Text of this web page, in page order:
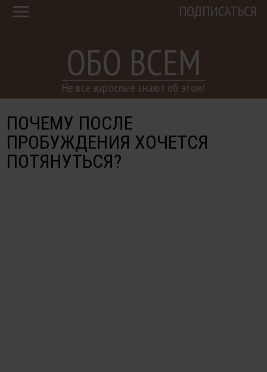
ОБО ВСЕМ
Не все взрослые знают об этом!
ПОДПИСАТЬСЯ
ПОЧЕМУ ПОСЛЕ
ПРОБУЖДЕНИЯ ХОЧЕТСЯ
ПОТЯНУТЬСЯ?